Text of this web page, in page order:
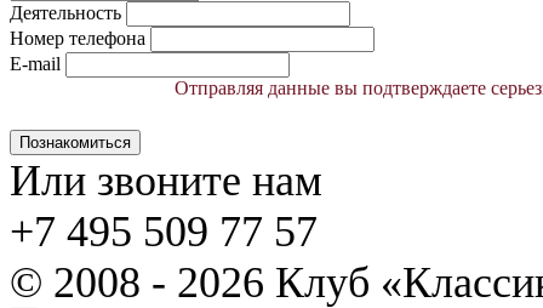
Деятельность
Номер телефона
E-mail
Отправляя данные вы подтверждаете
Познакомиться
Или звоните нам
+7 495 509 77 57
© 2008 - 2026 Клуб